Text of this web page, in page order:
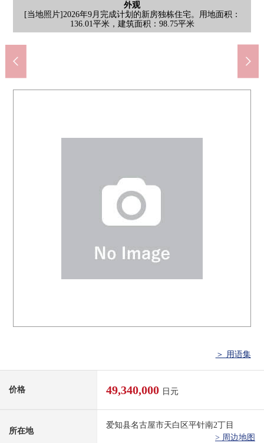
外观
[当地照片]2026年9月完成计划的新房独栋住宅。用地面积：
136.01平米，建筑面积：98.75平米
外观
[当地照片]房源的详细、需讨论到"三井Rehouse原Center"是如有意
向，请跟我们联系。
外观
[当地照片]房源的详细、需讨论到"三井Rehouse原Center"是如有意
向，请跟我们联系。
外观
[当地照片]房源的详细、需讨论到"三井Rehouse原Center"是如有意
向，请跟我们联系。
含有前面道路的外观
[前面道路]西北一侧：正面宽度约6.2m前面道路幅员约5.9m，西南
一侧：正面宽度约14.5m前面道路幅员约5.9m
含有前面道路的外观
[前面道路]西北一侧：正面宽度约6.2m前面道路幅员约5.9m，西南
一侧：正面宽度约14.5m前面道路幅员约5.9m
含有前面道路的外观
[前面道路]西北一侧：正面宽度约6.2m前面道路幅员约5.9m，西南
一侧：正面宽度约14.5m前面道路幅员约5.9m
含有前面道路的外观
[前面道路]西北一侧：正面宽度约6.2m前面道路幅员约5.9m，西南
一侧：正面宽度约14.5m前面道路幅员约5.9m
TOP1平针商店(约560m)
全家便利店平针住宅店(约300m)
名古屋南平针邮局(约250m)
平针南小学(约900m)
平针中学(约680m)
＞ 用语集
价格 49,340,000 日元
所在地
爱知县名古屋市天白区平针南2丁目
> 周边地图